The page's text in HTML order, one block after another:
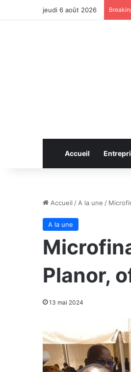
jeudi 6 août 2026
Accueil
Accueil / A la une /
A la une
Planor,
13 mai 2024